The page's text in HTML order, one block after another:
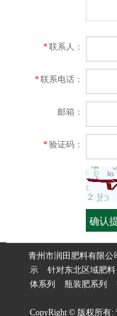
*联系人：
*联系电话：
邮箱：
*验证码：
确认
青州市润田肥料有限公
示
针对东北区域肥料
体系列
瓶装肥系列
CopyRight © 版权所有: